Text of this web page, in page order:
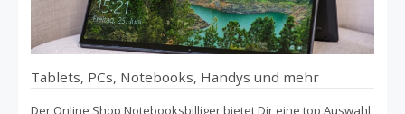
Tablets, PCs, Notebooks, Handys und mehr
Der Online Shop Notebooksbilliger bietet Dir eine top Auswahl